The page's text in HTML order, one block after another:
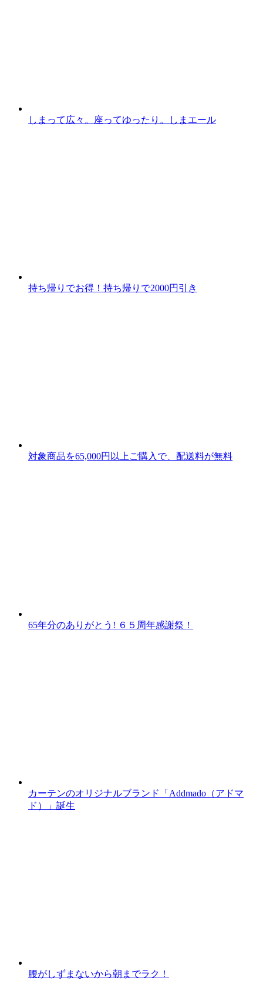
しまって広々。座ってゆったり。しまエール
持ち帰りでお得！持ち帰りで2000円引き
対象商品を65,000円以上ご購入で、配送料が無料
65年分のありがとう! ６５周年感謝祭！
カーテンのオリジナルブランド「Addmado（アドマ
ド）」誕生
腰がしずまないから朝までラク！